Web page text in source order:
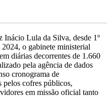
Inácio Lula da Silva, desde 1º
o gabinete ministerial
diárias decorrentes de 1.660
pela agência de dados
cronograma de
pelos cofres públicos,
em missão oficial tanto